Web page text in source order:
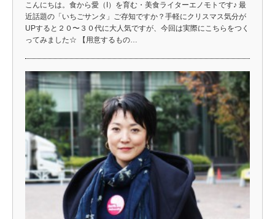
こんにちは。食から愛（I）を育む・美食ライターエノモトです♪ 最
近話題の「いちごサンタ」ご存知ですか？手軽にクリスマス気分が
UPすると２０〜３０代に大人気ですが、今回は実際にこちらをつく
ってみました☆ 【用意するもの…